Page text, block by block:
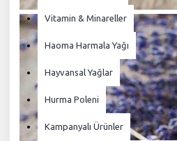
Vitamin & Minareller
Haoma Harmala Yağı
Hayvansal Yağlar
Hurma Poleni
Kampanyalı Ürünler